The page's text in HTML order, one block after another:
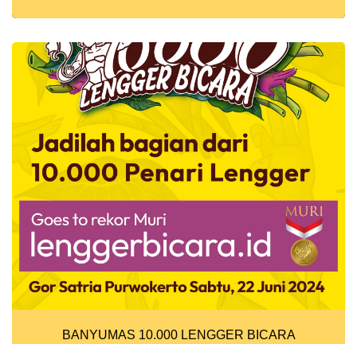
BANYUMAS 10.000 LENGGER BICARA